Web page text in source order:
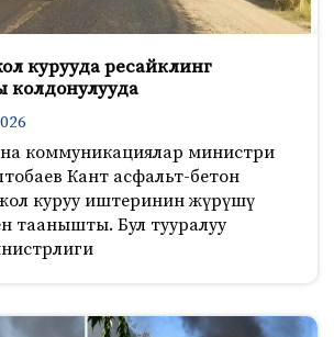
курууда ресайклинг
колдонулууда
коммуникациялар министри
Кант асфальт-бетон
куруу иштеринин жүрүшү
таанышты. Бул тууралуу